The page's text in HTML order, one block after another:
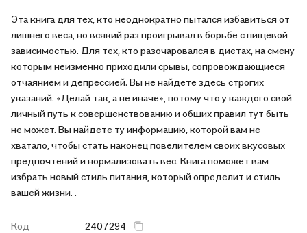
Эта книга для тех, кто неоднократно пытался избавиться от
лишнего веса, но всякий раз проигрывал в борьбе с пищевой
зависимостью. Для тех, кто разочаровался в диетах, на смену
которым неизменно приходили срывы, сопровождающиеся
отчаянием и депрессией. Вы не найдете здесь строгих
указаний: «Делай так, а не иначе», потому что у каждого свой
личный путь к совершенствованию и общих правил тут быть
не может. Вы найдете ту информацию, которой вам не
хватало, чтобы стать наконец повелителем своих вкусовых
предпочтений и нормализовать вес. Книга поможет вам
избрать новый стиль питания, который определит и стиль
вашей жизни. .
Код
2407294